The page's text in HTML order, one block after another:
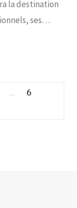
la destination
ses…
…
6